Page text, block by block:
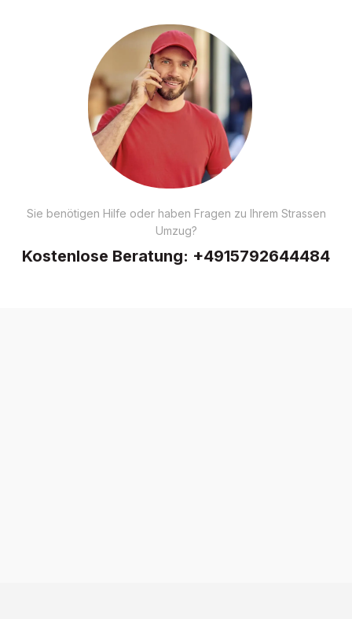
Sie benötigen Hilfe oder haben Fragen zu Ihrem Strassen
Umzug?
Kostenlose Beratung: +4915792644484